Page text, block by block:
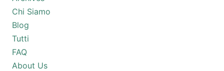
Chi Siamo
Blog
Tutti
FAQ
About Us